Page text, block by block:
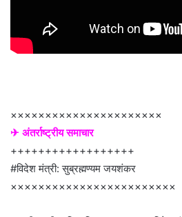
××××××××××××××××××××××
✈ अंतर्राष्ट्रीय समाचार
++++++++++++++++++
#विदेश मंत्री: सुब्रह्मण्यम जयशंकर
××××××××××××××××××××××××